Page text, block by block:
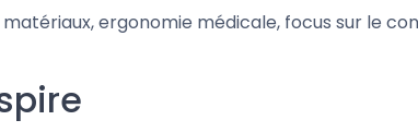
ergonomie médicale, focus sur le